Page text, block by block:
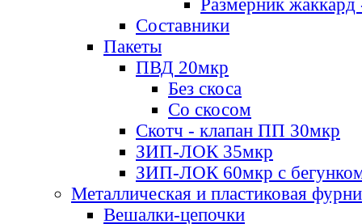
Размерник
Составники
Пакеты
ПВД 20мкр
Без скоса
Со скосом
Скотч - клапан ПП 30мкр
ЗИП-ЛОК 35мкр
ЗИП-ЛОК 60мкр с
Металлическая и пластиковая
Вешалки-цепочки